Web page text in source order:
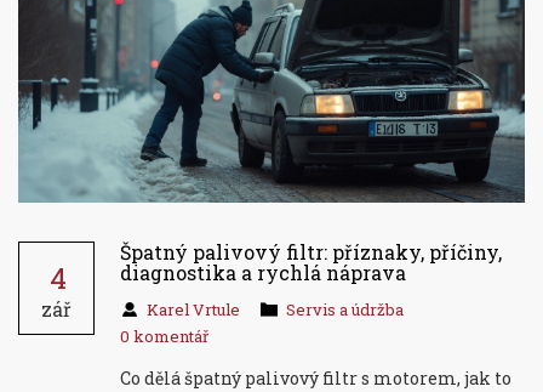
4
zář
Špatný palivový filtr: příznaky, příčiny,
diagnostika a rychlá náprava
Karel Vrtule
Servis a údržba
0 komentář
Co dělá špatný palivový filtr s motorem, jak to